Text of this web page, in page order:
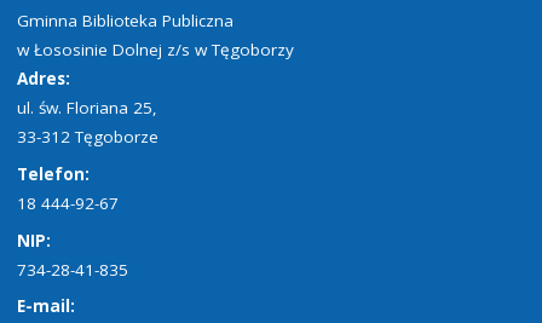
Gminna Biblioteka Publiczna
w Łososinie Dolnej z/s w Tęgoborzy
Adres:
ul. św. Floriana 25,
33-312 Tęgoborze
Telefon:
18 444-92-67
NIP:
734-28-41-835
E-mail: